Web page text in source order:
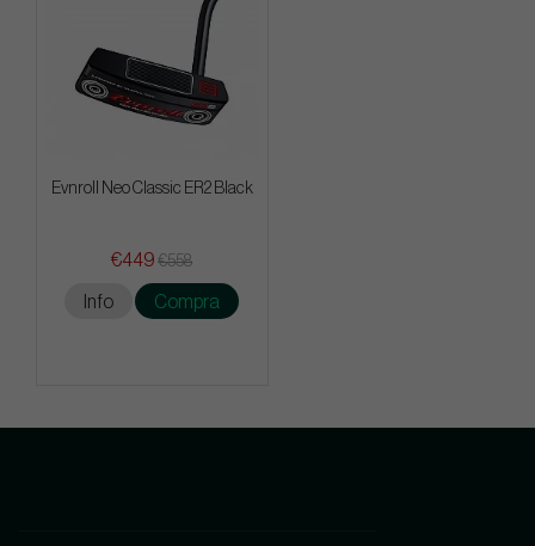
Evnroll Neo Classic ER2 Black
€449 €558
Info Compra